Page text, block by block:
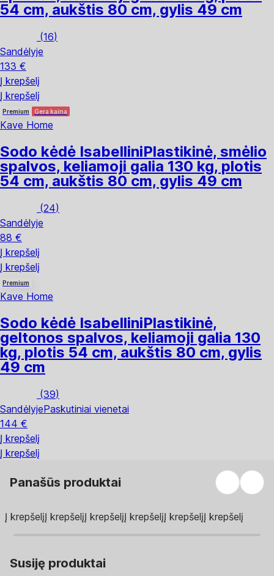
54 cm, aukštis 80 cm, gylis 49 cm
(16)
Sandėlyje
133 €
Į krepšelį
Į krepšelį
Premium Gera kaina
Kave Home
Sodo kėdė IsabelliniPlastikinė, smėlio
spalvos, keliamoji galia 130 kg, plotis
54 cm, aukštis 80 cm, gylis 49 cm
(24)
Sandėlyje
88 €
Į krepšelį
Į krepšelį
Premium
Kave Home
Sodo kėdė IsabelliniPlastikinė,
geltonos spalvos, keliamoji galia 130
kg, plotis 54 cm, aukštis 80 cm, gylis
49 cm
(39)
SandėlyjePaskutiniai vienetai
144 €
Į krepšelį
Į krepšelį
Panašūs produktai
Į krepšelįĮ krepšelįĮ krepšelįĮ krepšelįĮ krepšelįĮ krepšelį
Susiję produktai